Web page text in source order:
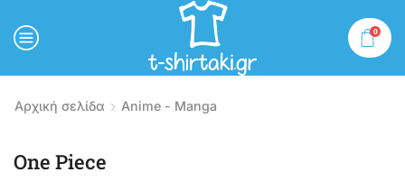
0
Αρχική σελίδα Anime - Manga
One Piece